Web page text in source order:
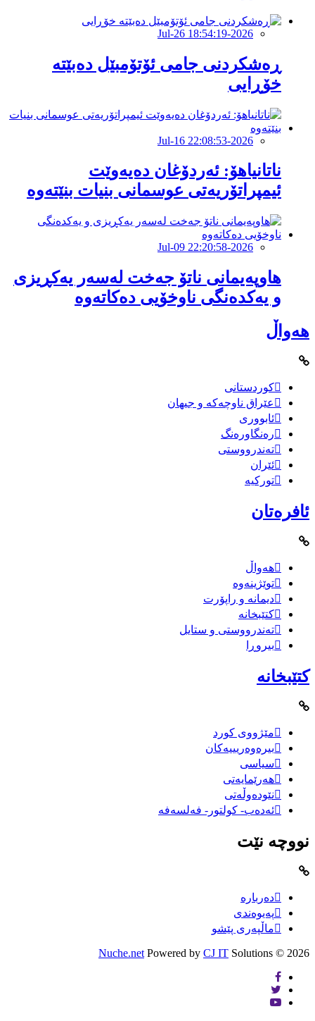
2026-Jul-26 18:54:19
ڕەشکردنی جامی ئۆتۆمبێل دەبێتە
خۆڕایی
2026-Jul-16 22:08:53
ناتانیاهۆ: ئەردۆغان دەیەوێت
ئیمپراتۆریەتی عوسمانی بنیات بنێتەوە
2026-Jul-09 22:20:58
هاوپەیمانى ناتۆ جەخت لەسەر یەکڕیزی
و یەکدەنگى ناوخۆیى دەکاتەوە
هەواڵ
کوردستانی
عێراق ناوچەکە و جیهان
ئابووری
رەنگاورەنگ
تەندرووستی
ئێران
تورکیە
ئافرەتان
هەواڵ
توێژینەوە
دیمانە و راپۆرت
کتێبخانە
تەندرووستی و ستایل
بیروڕا
کتێبخانە
مێژووى کورد
بیرەوەریییەکان
سیاسى
هەرێمایەتی
نێودەوڵەتی
ئەدەب- کولتور- فەلسەفە
نووچە نێت
دەربارە
پەیوەندی
ماڵپەری پێشو
2026 ©
Nuche.net Powered by CJ IT Solutions